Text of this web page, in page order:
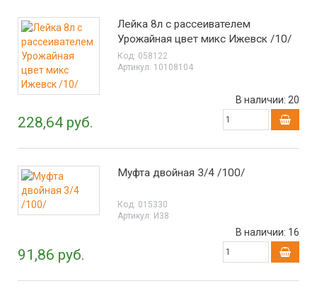
Лейка 8л с рассеивателем
Урожайная цвет микс Ижевск /10/
Код: 058122
Артикул: 10108104
228,64 руб.
В наличии: 20
Муфта двойная 3/4 /100/
Код: 015330
Артикул: И38
91,86 руб.
В наличии: 16